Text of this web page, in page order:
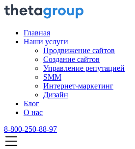
Главная
Наши услуги
Продвижение сайтов
Создание сайтов
Управление репутацией
SMM
Интернет-маркетинг
Дизайн
Блог
О нас
8-800-250-88-97